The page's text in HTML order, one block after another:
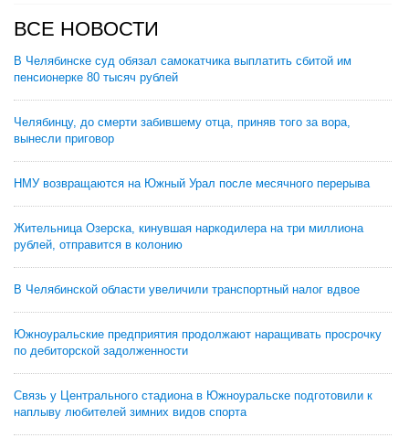
ВСЕ НОВОСТИ
В Челябинске суд обязал самокатчика выплатить сбитой им
пенсионерке 80 тысяч рублей
Челябинцу, до смерти забившему отца, приняв того за вора,
вынесли приговор
НМУ возвращаются на Южный Урал после месячного перерыва
Жительница Озерска, кинувшая наркодилера на три миллиона
рублей, отправится в колонию
В Челябинской области увеличили транспортный налог вдвое
Южноуральские предприятия продолжают наращивать просрочку
по дебиторской задолженности
Связь у Центрального стадиона в Южноуральске подготовили к
наплыву любителей зимних видов спорта